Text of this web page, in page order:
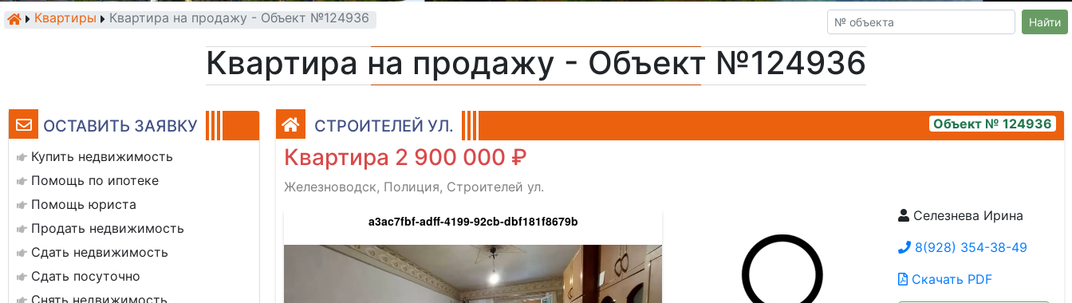
Квартиры Квартира на продажу - Объект №124936 Найти
Квартира на продажу - Объект №124936
ОСТАВИТЬ ЗАЯВКУ
Купить недвижимость
Помощь по ипотеке
Помощь юриста
Продать недвижимость
Сдать недвижимость
Сдать посуточно
Снять недвижимость
СТРОИТЕЛЕЙ УЛ. Объект № 124936
Квартира 2 900 000 ₽
Железноводск, Полиция, Строителей ул.
a3ac7fbf-adff-4199-92cb-dbf181f8679b
3843-49fc-8662-967f74cd450d 3ef27367-39e8-4a12-8bce-8cb974288a6dСелезнева Ирина
8(928) 354-38-49
Скачать PDF